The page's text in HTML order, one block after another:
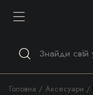
Головна Аксесуари